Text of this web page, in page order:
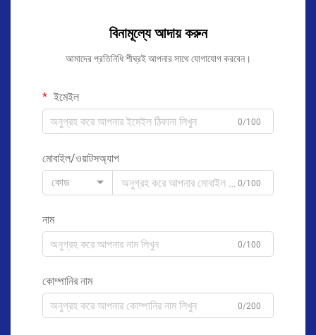
বিনামূল্যে আদায় করুন
আমাদের প্রতিনিধি শীঘ্রই আপনার সাথে যোগাযোগ করবেন।
ইমেইল
0/100
মোবাইল/ওয়াটসঅ্যাপ
কোড
0/100
নাম
0/100
কোম্পানির নাম
0/200